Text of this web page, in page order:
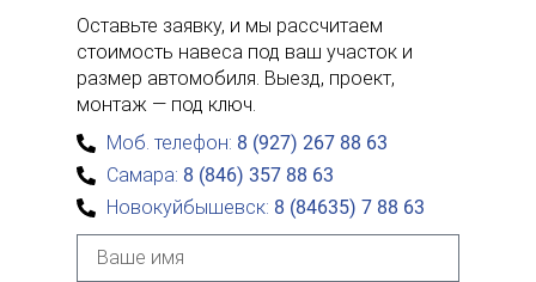
Оставьте заявку, и мы рассчитаем
стоимость навеса под ваш участок и
размер автомобиля. Выезд, проект,
монтаж — под ключ.
Моб. телефон: 8 (927) 267 88 63
Самара: 8 (846) 357 88 63
Новокуйбышевск: 8 (84635) 7 88 63